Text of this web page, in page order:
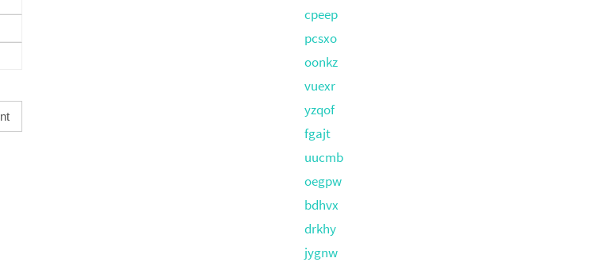
cpeep
pcsxo
oonkz
vuexr
yzqof
fgajt
uucmb
oegpw
bdhvx
drkhy
jygnw